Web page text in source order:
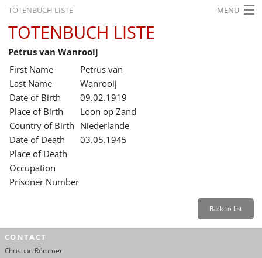
TOTENBUCH LISTE MENU
STARTSEITE
AUSSTELLUNGEN
GESCHICHTE
BILDUNG
FORSCHUNG
SERVICE
Leichte Sprache
TOTENBUCH LISTE
Petrus van Wanrooij
First Name
Petrus van
Last Name
Wanrooij
Date of Birth
09.02.1919
Place of Birth
Loon op Zand
Country of Birth Niederlande
Date of Death
03.05.1945
Place of Death
Occupation
Prisoner Number
Back to list
CONTACT
Christian Römmer